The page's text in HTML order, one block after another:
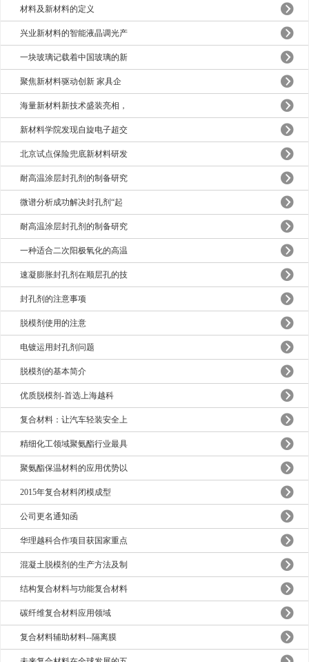
材料及新材料的定义
兴业新材料的智能液晶调光产
一块玻璃记载着中国玻璃的新
聚焦新材料驱动创新 家具企
海量新材料新技术盛装亮相，
新材料学院发现自旋电子超交
北京试点保险兜底新材料研发
耐高温涂层封孔剂的制备研究
微谱分析成功解决封孔剂“起
耐高温涂层封孔剂的制备研究
一种适合二次阳极氧化的高温
速凝膨胀封孔剂在顺层孔的技
封孔剂的注意事项
脱模剂使用的注意
电镀运用封孔剂问题
脱模剂的基本简介
优质脱模剂-首选上海越科
复合材料：让汽车轻装安全上
精细化工领域聚氨酯行业最具
聚氨酯保温材料的应用优势以
2015年复合材料闭模成型
公司更名通知函
华理越科合作项目获国家重点
混凝土脱模剂的生产方法及制
结构复合材料与功能复合材料
碳纤维复合材料应用领域
复合材料辅助材料--隔离膜